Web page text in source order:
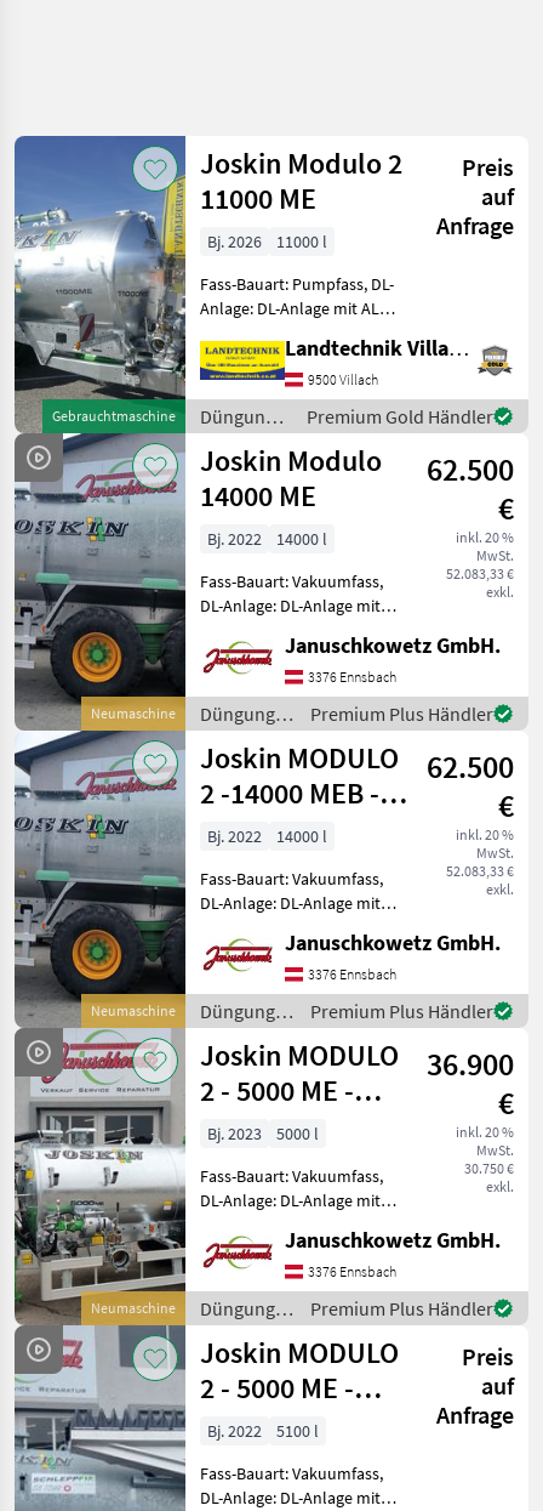
Gebrauchtmaschine
Joskin Modulo 2
11000 ME
Preis
auf
Anfrage
Bj. 2026
11000 l
Fass-Bauart: Pumpfass, DL-
Anlage: DL-Anlage mit ALB,
hydr. Stützfuß Joskin
Modulo 2, 11000 ME,
Exzenterschneckenpumpe,
ideal für große Saugt
Landtechnik Villach GmbH
9500 Villach
Düngung
und
Beregnung
/ Joskin
Premium Gold Händler
Neumaschine
Joskin Modulo
14000 ME
62.500
€
inkl. 20 %
MwSt.
52.083,33 €
exkl.
Bj. 2022
14000 l
Fass-Bauart: Vakuumfass,
DL-Anlage: DL-Anlage mit
Schleppschlauchverteiler,
hydr. Stützfuß, gefedertes
Achsaggregat, hydr.
sperrbare Achse
Ausstattung Fa
Januschkowetz GmbH.
3376 Ennsbach
Düngung
und
Beregnung
/ Joskin
Premium Plus Händler
Neumaschine
Joskin MODULO
2 -14000 MEB -
gefederte
62.500
€
inkl. 20 %
MwSt.
52.083,33 €
exkl.
Bj. 2022
14000 l
Fass-Bauart: Vakuumfass,
DL-Anlage: DL-Anlage mit
Breitverteiler, hydr.
Stützfuß, gefedertes
Achsaggregat, hydr.
sperrbare Achse
Standardausrüstung: - H
Januschkowetz GmbH.
3376 Ennsbach
Düngung
und
Beregnung
/ Joskin
Premium Plus Händler
Neumaschine
Joskin MODULO
2 - 5000 ME -
Vakuum +
Kreiselpumpe
36.900
€
inkl. 20 %
MwSt.
30.750 €
exkl.
Bj. 2023
5000 l
Fass-Bauart: Vakuumfass,
DL-Anlage: DL-Anlage mit
Bremsen, Seitenverteiler,
Breitverteiler ! ! ACHTUNG:
der seitliche- und hintere
Unterfahrschutz
Januschkowetz GmbH.
3376 Ennsbach
Düngung
und
Beregnung
/ Joskin
Premium Plus Händler
Joskin MODULO
2 - 5000 ME -
Vakuum
Preis
auf
Anfrage
Bj. 2022
5100 l
Fass-Bauart: Vakuumfass,
DL-Anlage: DL-Anlage mit